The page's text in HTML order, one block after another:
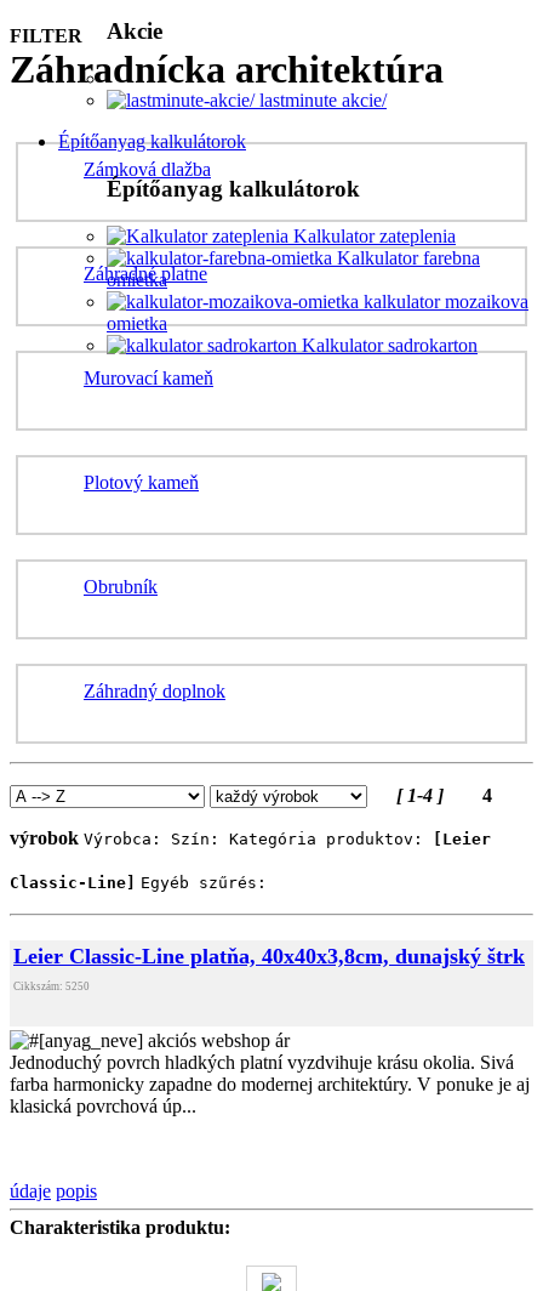
Akcie
lastminute akcie/
Építőanyag kalkulátorok
Építőanyag kalkulátorok
Kalkulator zateplenia
Kalkulator farebna
omietka
kalkulator mozaikova
omietka
Kalkulator sadrokarton
FILTER
Záhradnícka architektúra
Zámková dlažba
Záhradné platne
Murovací kameň
Plotový kameň
Obrubník
Záhradný doplnok
[ 1-4 ] 4
výrobok Výrobca: Szín: Kategória produktov: [Leier
Classic-Line] Egyéb szűrés:
Leier Classic-Line platňa, 40x40x3,8cm, dunajský štrk
Cikkszám: 5250
Jednoduchý povrch hladkých platní vyzdvihuje krásu okolia. Sivá
farba harmonicky zapadne do modernej architektúry. V ponuke je aj
klasická povrchová úp...
údaje popis
Charakteristika produktu: